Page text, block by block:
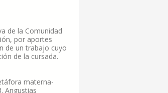
de la Comunidad
por aportes
de un trabajo cuyo
de la cursada.
materna-
Angustias